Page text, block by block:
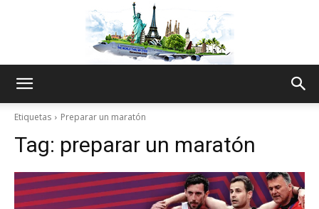
Etiquetas Preparar un maratón
Tag: preparar un maratón